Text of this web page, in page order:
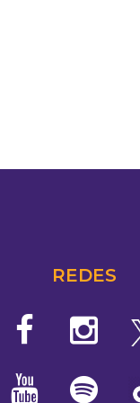
REDES